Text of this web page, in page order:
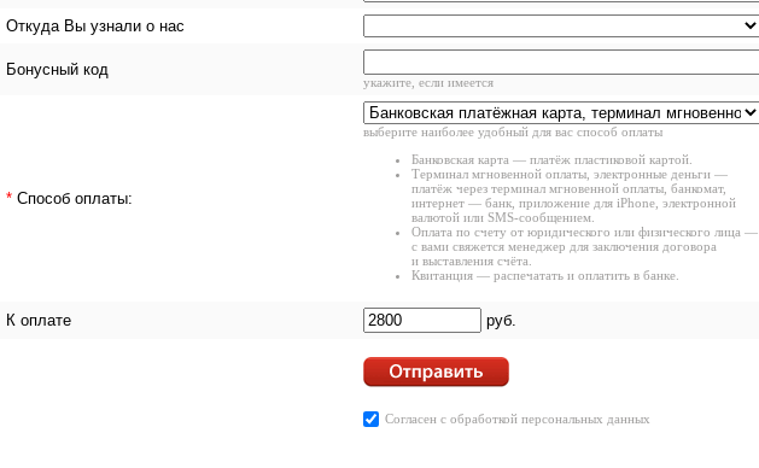
Откуда Вы узнали о нас
Бонусный код
укажите, если имеется
* Способ оплаты:
выберите наиболее удобный для вас способ оплаты
Банковская карта — платёж пластиковой картой.
Терминал мгновенной оплаты, электронные деньги —
платёж через терминал мгновенной оплаты, банкомат,
интернет — банк, приложение для iPhone, электронной
валютой или SMS-сообщением.
Оплата по счету от юридического или физического лица —
с вами свяжется менеджер для заключения договора
и выставления счёта.
Квитанция — распечатать и оплатить в банке.
К оплате руб.
Согласен с обработкой персональных данных